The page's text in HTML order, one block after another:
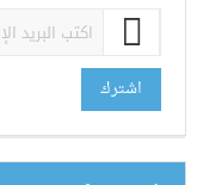
اشترك